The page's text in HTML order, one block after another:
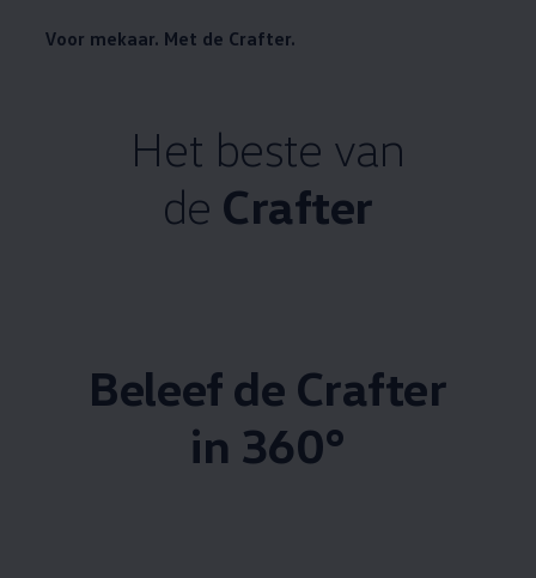
Voor mekaar. Met de Crafter.
Het beste van
de Crafter
Beleef de Crafter
in 360°